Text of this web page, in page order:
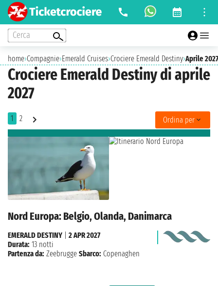
Cerca
home›Compagnie›Emerald Cruises›Crociere Emerald Destiny›Aprile 2027
Crociere Emerald Destiny di aprile
2027
1 2 Ordina per
Nord Europa: Belgio, Olanda, Danimarca
EMERALD DESTINY
2 APR 2027
Durata: 13 notti
Partenza da: Zeebrugge Sbarco: Copenaghen